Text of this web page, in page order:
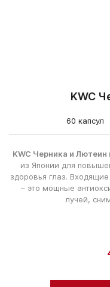
KWC
60 капсул
KWC Черника и Лютеин
из Японии для
здоровья глаз.
– это мощные
лучей,